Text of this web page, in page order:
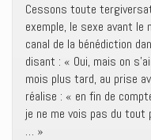
Cessons toute
exemple, le sexe avant le
canal de la bénédiction
disant : « Oui, mais on
mois plus tard, au prise
réalise : « en fin de
je ne me vois pas du tout
… »